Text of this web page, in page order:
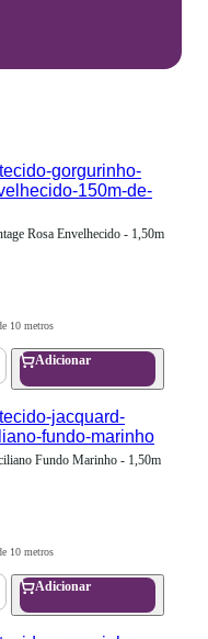
Rosa Envelhecido - 1,50m
10 metros
Adicionar
Fundo Marinho - 1,50m
10 metros
Adicionar